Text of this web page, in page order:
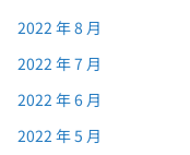
2022 年 8 月
2022 年 7 月
2022 年 6 月
2022 年 5 月